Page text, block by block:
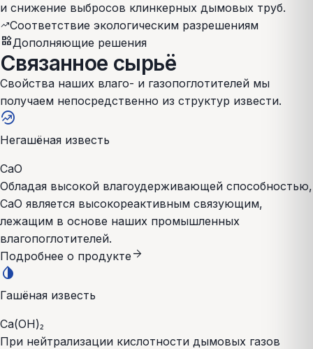
и снижение выбросов клинкерных дымовых труб.
trending_upСоответствие экологическим разрешениям
widgetsДополняющие решения
Связанное сырьё
Свойства наших влаго- и газопоглотителей мы
получаем непосредственно из структур извести.
whatshot
Негашёная известь
CaO
Обладая высокой влагоудерживающей способностью,
CaO является высокореактивным связующим,
лежащим в основе наших промышленных
влагопоглотителей.
Подробнее о продукте arrow_forward
invert_colors
Гашёная известь
Ca(OH)₂
При нейтрализации кислотности дымовых газов